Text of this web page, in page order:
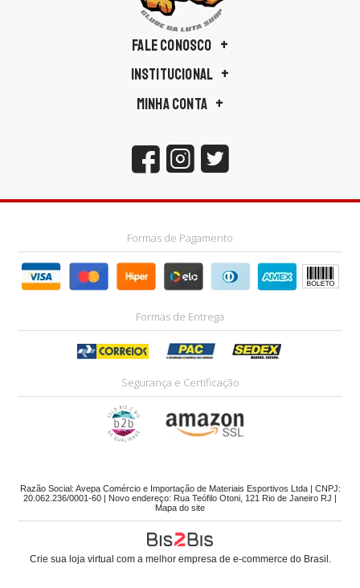
FALE CONOSCO
INSTITUCIONAL
MINHA CONTA
Formas de Pagamento
Formas de Entrega
Segurança e Certificação
Razão Social: Avepa Comércio e Importação de Materiais Esportivos Ltda | CNPJ:
20.062.236/0001-60 | Novo endereço: Rua Teófilo Otoni, 121 Rio de Janeiro RJ |
Mapa do site
Crie sua loja virtual com a melhor empresa de e-commerce do Brasil.